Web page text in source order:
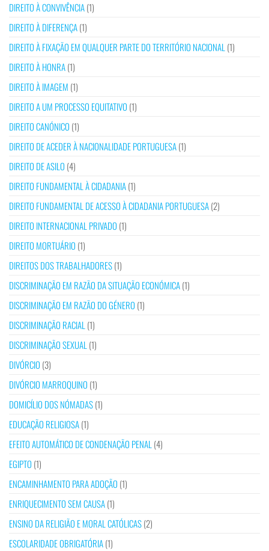
DIREITO À CONVIVÊNCIA(1)
DIREITO À DIFERENÇA(1)
DIREITO À FIXAÇÃO EM QUALQUER PARTE DO TERRITÓRIO NACIONAL (1)
DIREITO À HONRA(1)
DIREITO À IMAGEM (1)
DIREITO A UM PROCESSO EQUITATIVO (1)
DIREITO CANÓNICO (1)
DIREITO DE ACEDER À NACIONALIDADE PORTUGUESA(1)
DIREITO DE ASILO (4)
DIREITO FUNDAMENTAL À CIDADANIA(1)
DIREITO FUNDAMENTAL DE ACESSO À CIDADANIA PORTUGUESA(2)
DIREITO INTERNACIONAL PRIVADO (1)
DIREITO MORTUÁRIO (1)
DIREITOS DOS TRABALHADORES(1)
DISCRIMINAÇÃO EM RAZÃO DA SITUAÇÃO ECONÓMICA(1)
DISCRIMINAÇÃO EM RAZÃO DO GÉNERO (1)
DISCRIMINAÇÃO RACIAL (1)
DISCRIMINAÇÃO SEXUAL (1)
DIVÓRCIO (3)
DIVÓRCIO MARROQUINO (1)
DOMICÍLIO DOS NÓMADAS(1)
EDUCAÇÃO RELIGIOSA(1)
EFEITO AUTOMÁTICO DE CONDENAÇÃO PENAL (4)
EGIPTO (1)
ENCAMINHAMENTO PARA ADOÇÃO (1)
ENRIQUECIMENTO SEM CAUSA(1)
ENSINO DA RELIGIÃO E MORAL CATÓLICAS(2)
ESCOLARIDADE OBRIGATÓRIA(1)